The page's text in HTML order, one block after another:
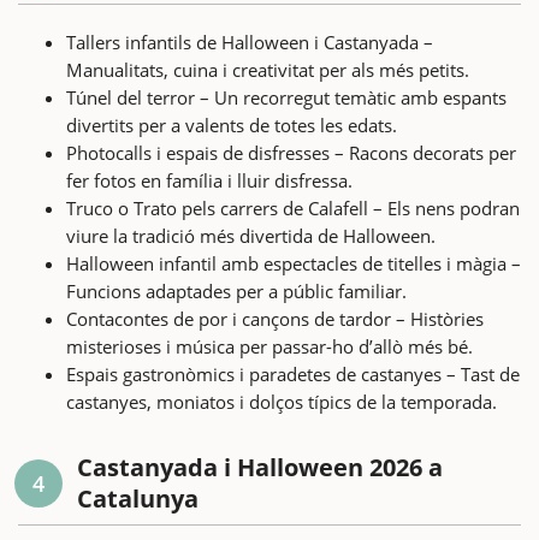
Tallers infantils de Halloween i Castanyada –
Manualitats, cuina i creativitat per als més petits.
Túnel del terror – Un recorregut temàtic amb espants
divertits per a valents de totes les edats.
Photocalls i espais de disfresses – Racons decorats per
fer fotos en família i lluir disfressa.
Truco o Trato pels carrers de Calafell – Els nens podran
viure la tradició més divertida de Halloween.
Halloween infantil amb espectacles de titelles i màgia –
Funcions adaptades per a públic familiar.
Contacontes de por i cançons de tardor – Històries
misterioses i música per passar-ho d’allò més bé.
Espais gastronòmics i paradetes de castanyes – Tast de
castanyes, moniatos i dolços típics de la temporada.
4
Castanyada i Halloween 2026 a
Catalunya